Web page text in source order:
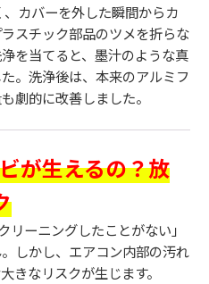
カバーを外した瞬間からカ
ラスチック部品のツメを折らな
を当てると、 墨汁のような真
。 洗浄後は、 本来のアルミフ
劇的に改善しました。
が生えるの？放
ーニングしたことがない」
しかし、 エアコン内部の汚れ
きなリスクが生じます。